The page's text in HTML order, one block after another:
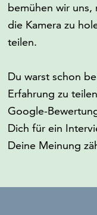
bemühen wir
die Kamera zu
teilen.
Du warst schon
Erfahrung zu
Google-
Dich für ein
Deine Meinung